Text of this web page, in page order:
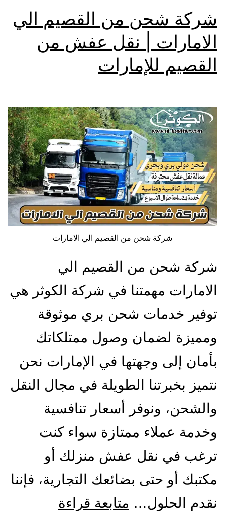
شركة شحن من القصيم الي
الامارات | نقل عفش من
القصيم للإمارات
شركة شحن من القصيم الي الامارات
شركة شحن من القصيم الي
الامارات مهمتنا في شركة الكوثر هي
توفير خدمات شحن بري موثوقة
ومميزة لضمان وصول ممتلكاتك
بأمان إلى وجهتها في الإمارات نحن
نتميز بخبرتنا الطويلة في مجال النقل
والشحن، ونوفر أسعار تنافسية
وخدمة عملاء ممتازة سواء كنت
ترغب في نقل عفش منزلك أو
مكتبك أو حتى بضائعك التجارية، فإننا
نقدم الحلول… متابعة قراءة